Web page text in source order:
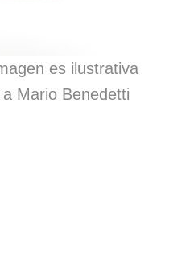
es ilustrativa
Mario Benedetti